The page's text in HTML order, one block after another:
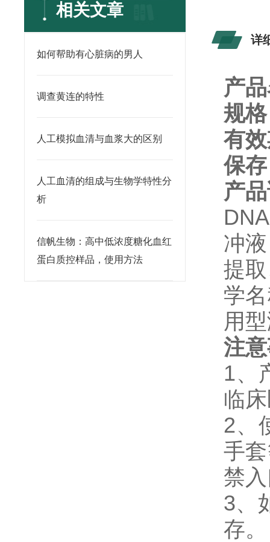
相关文章
如何帮助有心脏病的男人
调查黄连的特性
人工模拟血清与血浆大的区别
人工血清的组成与生物学特性分
析
信帆生物：高中低浓度糖化血红
蛋白质控样品，使用方法
详
产
规
有
保
产
冲
提
学
用
注
1、
临
2、
手
禁
3、
存。